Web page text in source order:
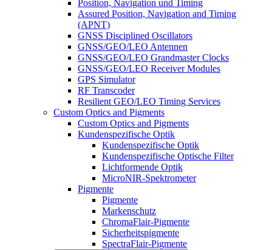
Position, Navigation und Timing
Assured Position, Navigation and Timing
(APNT)
GNSS Disciplined Oscillators
GNSS/GEO/LEO Antennen
GNSS/GEO/LEO Grandmaster Clocks
GNSS/GEO/LEO Receiver Modules
GPS Simulator
RF Transcoder
Resilient GEO/LEO Timing Services
Custom Optics and Pigments
Custom Optics and Pigments
Kundenspezifische Optik
Kundenspezifische Optik
Kundenspezifische Optische Filter
Lichtformende Optik
MicroNIR-Spektrometer
Pigmente
Pigmente
Markenschutz
ChromaFlair-Pigmente
Sicherheitspigmente
SpectraFlair-Pigmente